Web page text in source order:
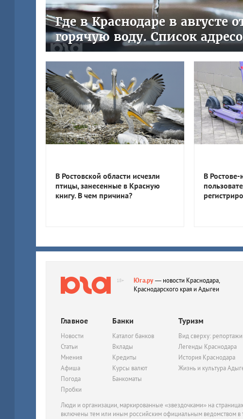
Где в Краснодаре в августе
горячую воду. Список
В Ростовской области исчезли
птицы, занесенные в Красную
книгу. В чем причина?
В Ростове-
18+ Юга.ру— новости Краснодара,
Краснодарского края и Адыгеи
Главное
Новости
Статьи
Мнения
Афиша
Погода
Пробки
Банки
Каталог банков
Вклады
Кредиты
Курсы валют
Банкоматы
Туризм
Вид сверху:
Легенды Краснодара
История Краснодара
Жизнь и культура
Люди и организации, маркированные «звездочками» на
включены тем или иным российским официальным ведомством в